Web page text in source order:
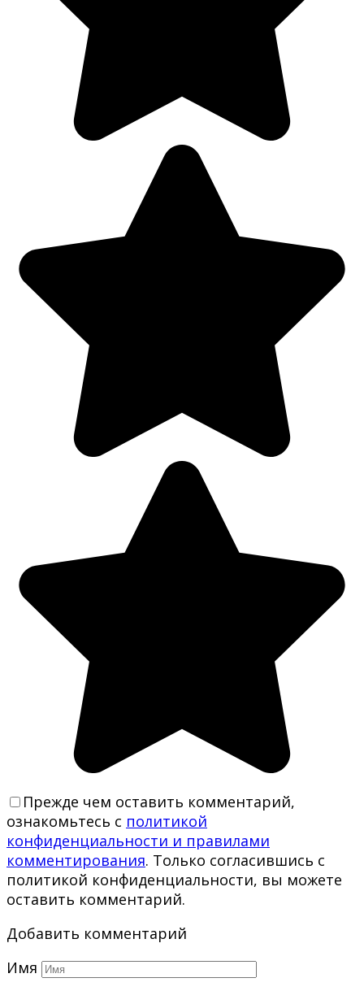
Прежде чем оставить комментарий,
ознакомьтесь с политикой
конфиденциальности и правилами
комментирования. Только согласившись с
политикой конфиденциальности, вы можете
оставить комментарий.
Добавить комментарий
Имя